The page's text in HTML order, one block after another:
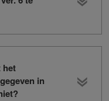
het
in